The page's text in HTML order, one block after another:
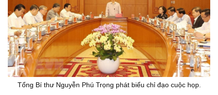
Tổng Bí thư Nguyễn Phú Trọng phát biểu chỉ đạo cuộc họp.